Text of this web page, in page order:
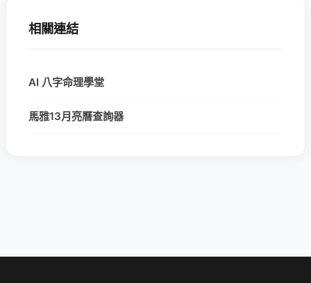
相關連結
AI 八字命理學堂
馬雅13月亮曆查詢器